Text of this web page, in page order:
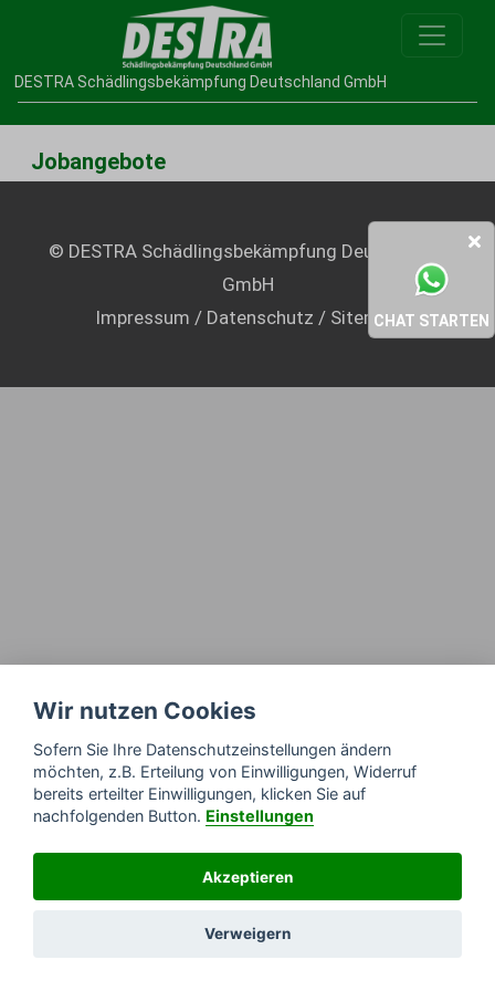
CHAT STARTEN
DESTRA Schädlingsbekämpfung Deutschland GmbH
Jobangebote
© DESTRA Schädlingsbekämpfung Deutschland
GmbH
Impressum / Datenschutz / Sitemap
Wir nutzen Cookies
Sofern Sie Ihre Datenschutzeinstellungen ändern
möchten, z.B. Erteilung von Einwilligungen, Widerruf
bereits erteilter Einwilligungen, klicken Sie auf
nachfolgenden Button. Einstellungen
Akzeptieren
Verweigern